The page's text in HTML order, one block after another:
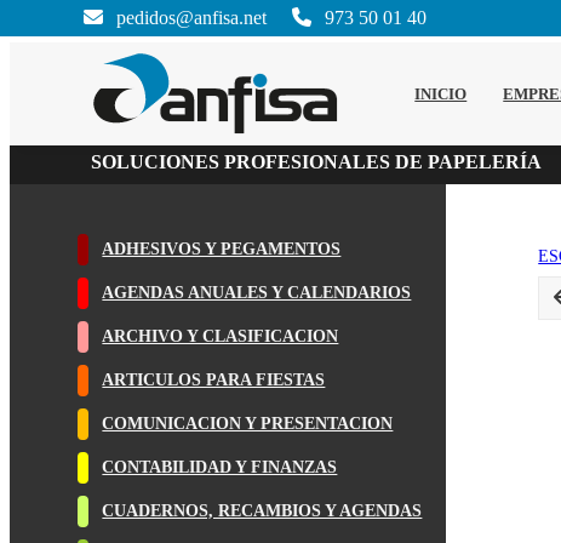
INICIO
SOLUCIONES PROFESIONALES DE PAPELERÍA
pedidos@anfisa.net 973 50 01 40
ADHESIVOS Y PEGAMENTOS
AGENDAS ANUALES Y CALENDARIOS
ARCHIVO Y CLASIFICACION
ARTICULOS PARA FIESTAS
COMUNICACION Y PRESENTACION
CONTABILIDAD Y FINANZAS
CUADERNOS, RECAMBIOS Y AGENDAS